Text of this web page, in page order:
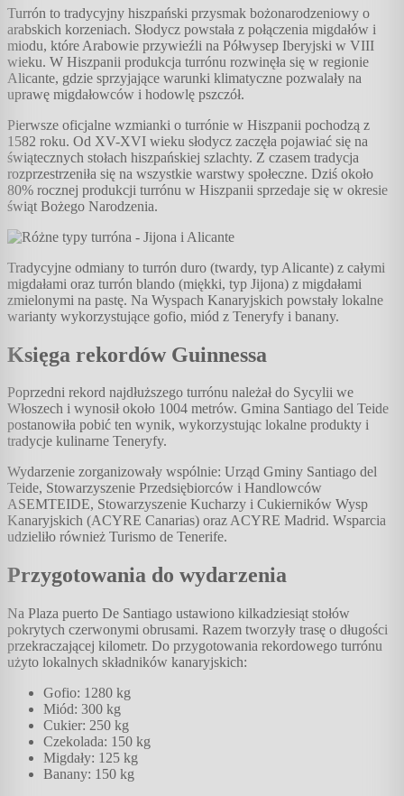
Turrón to tradycyjny hiszpański przysmak bożonarodzeniowy o
arabskich korzeniach. Słodycz powstała z połączenia migdałów i
miodu, które Arabowie przywieźli na Półwysep Iberyjski w VIII
wieku. W Hiszpanii produkcja turrónu rozwinęła się w regionie
Alicante, gdzie sprzyjające warunki klimatyczne pozwalały na
uprawę migdałowców i hodowlę pszczół.
Pierwsze oficjalne wzmianki o turrónie w Hiszpanii pochodzą z
1582 roku. Od XV-XVI wieku słodycz zaczęła pojawiać się na
świątecznych stołach hiszpańskiej szlachty. Z czasem tradycja
rozprzestrzeniła się na wszystkie warstwy społeczne. Dziś około
80% rocznej produkcji turrónu w Hiszpanii sprzedaje się w okresie
świąt Bożego Narodzenia.
Tradycyjne odmiany to turrón duro (twardy, typ Alicante) z całymi
migdałami oraz turrón blando (miękki, typ Jijona) z migdałami
zmielonymi na pastę. Na Wyspach Kanaryjskich powstały lokalne
warianty wykorzystujące gofio, miód z Teneryfy i banany.
Księga rekordów Guinnessa
Poprzedni rekord najdłuższego turrónu należał do Sycylii we
Włoszech i wynosił około 1004 metrów. Gmina Santiago del Teide
postanowiła pobić ten wynik, wykorzystując lokalne produkty i
tradycje kulinarne Teneryfy.
Wydarzenie zorganizowały wspólnie: Urząd Gminy Santiago del
Teide, Stowarzyszenie Przedsiębiorców i Handlowców
ASEMTEIDE, Stowarzyszenie Kucharzy i Cukierników Wysp
Kanaryjskich (ACYRE Canarias) oraz ACYRE Madrid. Wsparcia
udzieliło również Turismo de Tenerife.
Przygotowania do wydarzenia
Na Plaza puerto De Santiago ustawiono kilkadziesiąt stołów
pokrytych czerwonymi obrusami. Razem tworzyły trasę o długości
przekraczającej kilometr. Do przygotowania rekordowego turrónu
użyto lokalnych składników kanaryjskich:
Gofio: 1280 kg
Miód: 300 kg
Cukier: 250 kg
Czekolada: 150 kg
Migdały: 125 kg
Banany: 150 kg